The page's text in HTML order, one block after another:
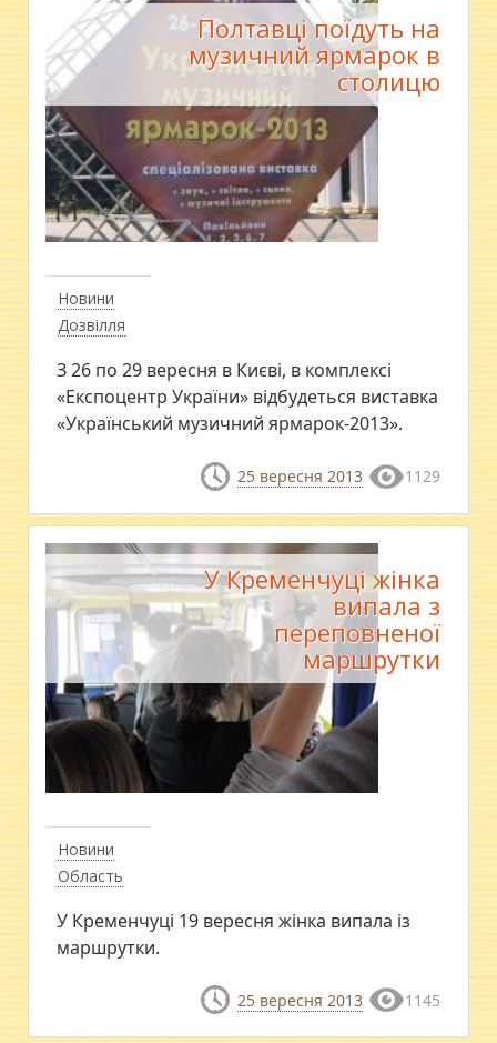
Новини
Дозвілля
Полтавці поїдуть на
музичний ярмарок в
столицю
З 26 по 29 вересня в Києві, в комплексі
«Експоцентр України» відбудеться виставка
«Український музичний ярмарок-2013».
25 вересня 2013 1129
Новини
Область
У Кременчуці жінка
випала з
переповненої
маршрутки
У Кременчуці 19 вересня жінка випала із
маршрутки.
25 вересня 2013 1145